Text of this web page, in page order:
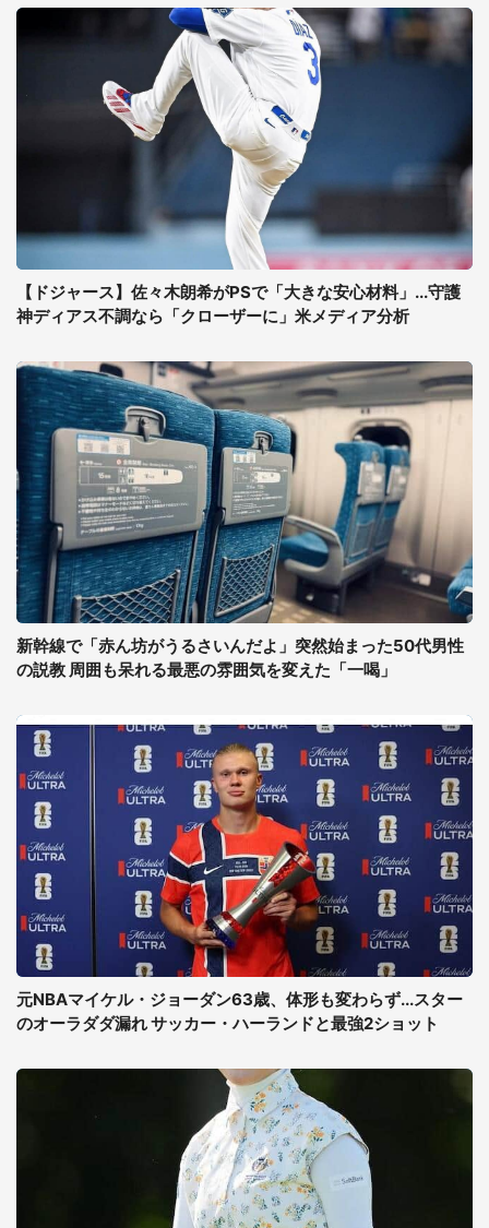
【ドジャース】佐々木朗希がPSで「大きな安心材料」...守護
神ディアス不調なら「クローザーに」米メディア分析
新幹線で「赤ん坊がうるさいんだよ」突然始まった50代男性
の説教 周囲も呆れる最悪の雰囲気を変えた「一喝」
元NBAマイケル・ジョーダン63歳、体形も変わらず...スター
のオーラダダ漏れ サッカー・ハーランドと最強2ショット